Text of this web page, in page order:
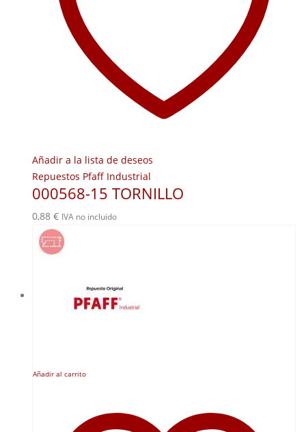
Añadir a la lista de deseos
Repuestos Pfaff Industrial
000568-15 TORNILLO
0,88 € IVA no incluido
Añadir al carrito